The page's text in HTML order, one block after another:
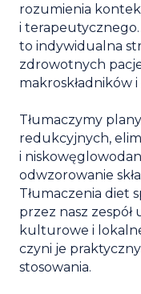
rozumienia
i
to indywidualna
zdrowotnych
makroskładników
Tłumaczymy
redukcyjnych,
i
odwzorowanie
Tłumaczenia diet
przez nasz
kulturowe i
czyni je
stosowania.